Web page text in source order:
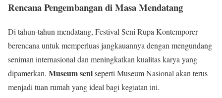
Rencana Pengembangan di Masa Mendatang
Di tahun-tahun mendatang, Festival Seni Rupa Kontemporer
berencana untuk memperluas jangkauannya dengan mengundang
seniman internasional dan meningkatkan kualitas karya yang
dipamerkan. Museum seniseperti Museum Nasional akan terus
menjadi tuan rumah yang ideal bagi kegiatan ini.